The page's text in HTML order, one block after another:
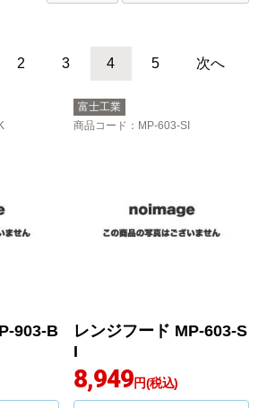
2 3 4 5 次へ
903-B
富士工業
商品コード ：MP-603-SI
レンジフード MP-603-S
I
8,949円(税込)